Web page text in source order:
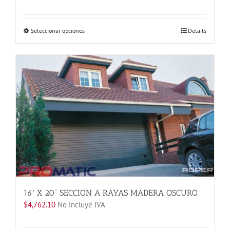
Seleccionar opcionesEste
tiene
múltiples
variantes.
Las
opciones
se
elegir
en
la
página
de
producto
Details
16′ X 20” SECCION A RAYAS MADERA OSCURO
$4,762.10 No incluye IVA